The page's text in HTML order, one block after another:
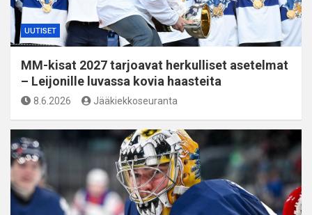
UUTISET
MM-kisat 2027 tarjoavat herkulliset asetelmat
– Leijonille luvassa kovia haasteita
8.6.2026 Jääkiekkoseuranta